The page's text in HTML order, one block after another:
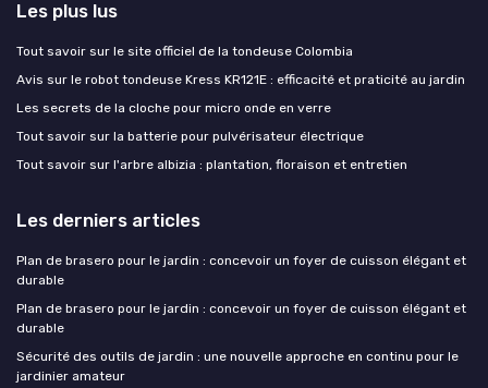
Les plus lus
Tout savoir sur le site officiel de la tondeuse Colombia
Avis sur le robot tondeuse Kress KR121E : efficacité et praticité au jardin
Les secrets de la cloche pour micro onde en verre
Tout savoir sur la batterie pour pulvérisateur électrique
Tout savoir sur l'arbre albizia : plantation, floraison et entretien
Les derniers articles
Plan de brasero pour le jardin : concevoir un foyer de cuisson élégant et
durable
Plan de brasero pour le jardin : concevoir un foyer de cuisson élégant et
durable
Sécurité des outils de jardin : une nouvelle approche en continu pour le
jardinier amateur